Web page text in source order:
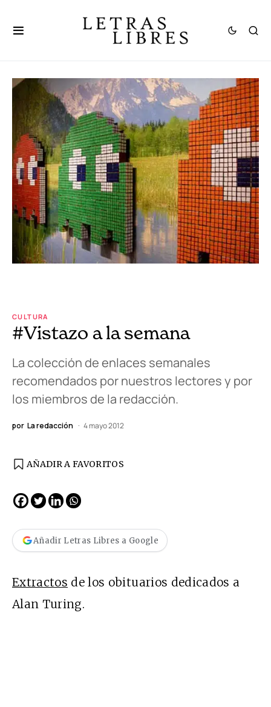
CULTURA
#Vistazo a la semana
La colección de enlaces semanales
recomendados por nuestros lectores y por
los miembros de la redacción.
por La redacción 4 mayo 2012
AÑADIR A FAVORITOS
Añadir Letras Libres a Google
Extractos de los obituarios dedicados a
Alan Turing.